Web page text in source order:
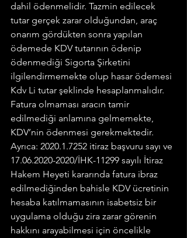
dahil ödenmelidir. Tazmin edilecek
tutar gerçek zarar olduğundan, araç
onarım gördükten sonra yapılan
ödemede KDV tutarının ödenip
ödenmediği Sigorta Şirketini
ilgilendirmemekte olup hasar ödemesi
Kdv Li tutar şeklinde hesaplanmalıdır.
Fatura olmaması aracın tamir
edilmediği anlamına gelmemekte,
KDV’nin ödenmesi gerekmektedir.
Ayrıca: 2020.1.7252 itiraz başvuru sayı ve
17.06.2020-2020/İHK-11299 sayılı İtiraz
Hakem Heyeti kararında fatura ibraz
edilmediğinden bahisle KDV ücretinin
hesaba katılmamasının isabetsiz bir
uygulama olduğu zira zarar görenin
hakkını arayabilmesi için öncelikle